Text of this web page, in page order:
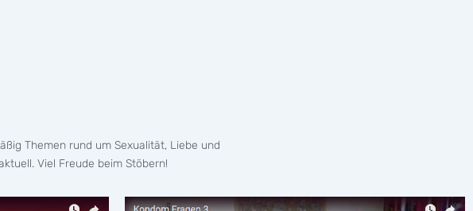
Themen rund um Sexualität, Liebe und
Viel Freude beim Stöbern!